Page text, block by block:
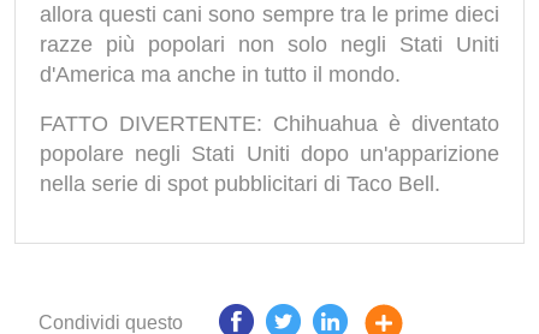
allora questi cani sono sempre tra le prime dieci
razze più popolari non solo negli Stati Uniti
d'America ma anche in tutto il mondo.
FATTO DIVERTENTE: Chihuahua è diventato
popolare negli Stati Uniti dopo un'apparizione
nella serie di spot pubblicitari di Taco Bell.
Condividi questo